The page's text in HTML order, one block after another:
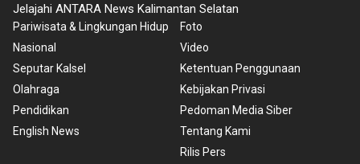
Jelajahi ANTARA News Kalimantan Selatan
Pariwisata & Lingkungan Hidup
Nasional
Seputar Kalsel
Olahraga
Pendidikan
English News
Foto
Video
Ketentuan Penggunaan
Kebijakan Privasi
Pedoman Media Siber
Tentang Kami
Rilis Pers